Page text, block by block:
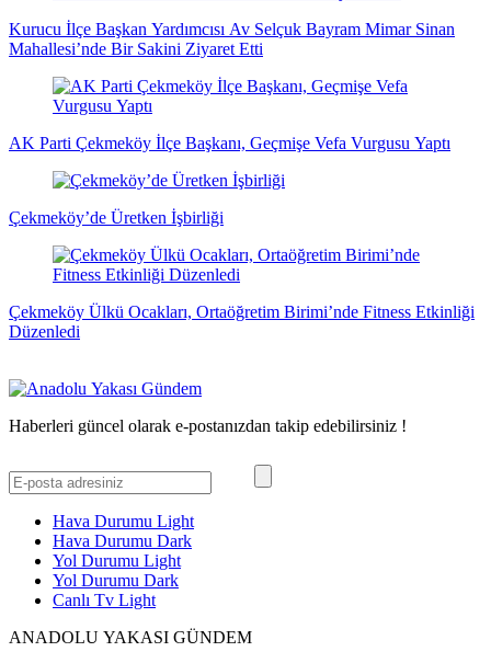
Kurucu İlçe Başkan Yardımcısı Av Selçuk Bayram Mimar Sinan
Mahallesi’nde Bir Sakini Ziyaret Etti
AK Parti Çekmeköy İlçe Başkanı, Geçmişe Vefa Vurgusu Yaptı
Çekmeköy’de Üretken İşbirliği
Çekmeköy Ülkü Ocakları, Ortaöğretim Birimi’nde Fitness Etkinliği
Düzenledi
Haberleri güncel olarak e-postanızdan takip edebilirsiniz !
Hava Durumu Light
Hava Durumu Dark
Yol Durumu Light
Yol Durumu Dark
Canlı Tv Light
ANADOLU YAKASI GÜNDEM